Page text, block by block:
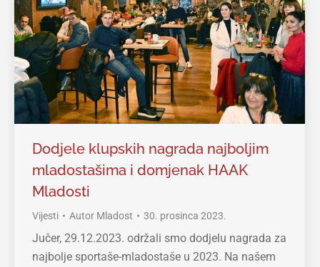
Dodjele klupskih nagrada najboljim
mladostašima i domjenak HAAK
Mladosti
Vijesti Autor Mladost 30. prosinca 2023.
Jučer, 29.12.2023. održali smo dodjelu nagrada za
najbolje sportaše-mladostaše u 2023. Na našem